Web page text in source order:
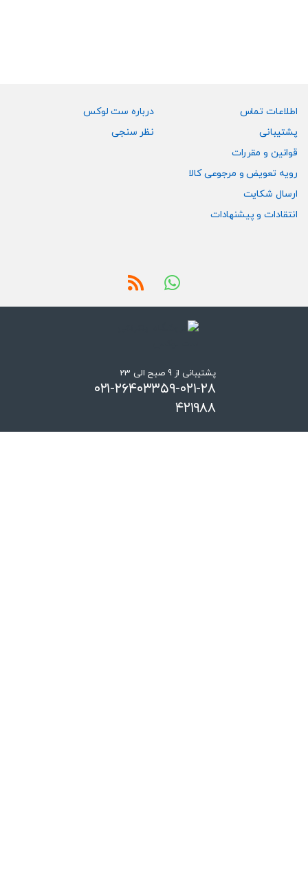
l
اطلاعات تماس
پشتیبانی
قوانین و مقررات
رویه تعویض و مرجوعی کالا
ارسال شکایت
انتقادات و پیشنهادات
درباره ست لوکس
نظر سنجی
پشتیبانی از 9 صبح الی 23
۰۲۱-۲۶۴۰۳۳۵۹-۰۲۱-۲۸
۴۲۱۹۸۸